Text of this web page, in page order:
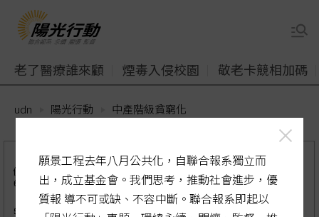
老了醫療誰來顧 煙毒入侵校園 敬老卡競相加碼
udn 陽光行動 中產階級貧窮化
願景工程去年八月公共化，自聯合報系獨立而
出，成立基金會。我們思考，推動社會進步，優
質報 導不可或缺、不容中斷。聯合報系即起以